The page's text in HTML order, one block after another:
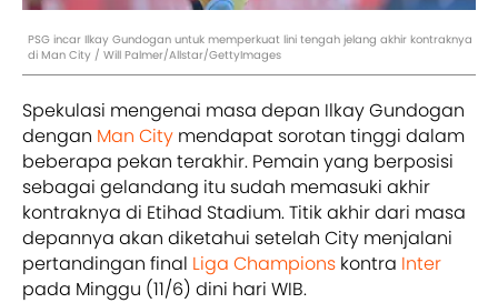
PSG incar Ilkay Gundogan untuk memperkuat lini tengah jelang akhir kontraknya
di Man City / Will Palmer/Allstar/GettyImages
Spekulasi mengenai masa depan Ilkay Gundogan
dengan Man City mendapat sorotan tinggi dalam
beberapa pekan terakhir. Pemain yang berposisi
sebagai gelandang itu sudah memasuki akhir
kontraknya di Etihad Stadium. Titik akhir dari masa
depannya akan diketahui setelah City menjalani
pertandingan final Liga Champions kontra Inter
pada Minggu (11/6) dini hari WIB.